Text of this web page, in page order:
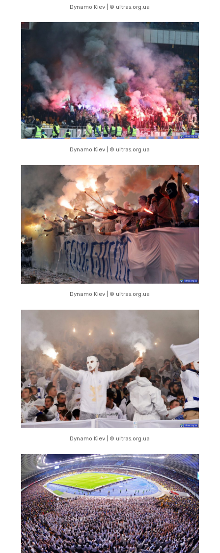
Dynamo Kiev | © ultras.org.ua
Dynamo Kiev | © ultras.org.ua
Dynamo Kiev | © ultras.org.ua
Dynamo Kiev | © ultras.org.ua